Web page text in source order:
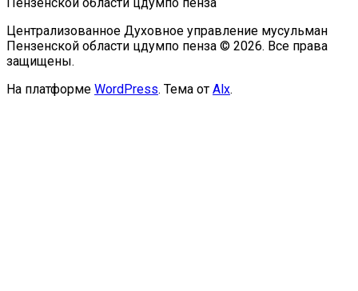
Централизованное Духовное управление мусульман
Пензенской области цдумпо пенза © 2026. Все права
защищены.
На платформе WordPress. Тема от Alx.